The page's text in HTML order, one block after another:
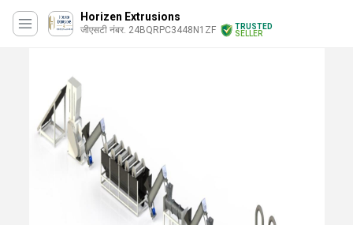
Horizen Extrusions
जीएसटी नंबर. 24BQRPC3448N1ZF
TRUSTED
SELLER